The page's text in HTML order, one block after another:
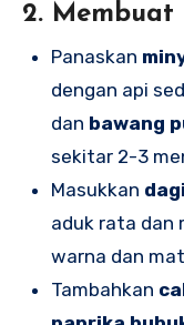
2. Membuat
Panaskan
dengan api
dan bawang
sekitar 2-3
Masukkan
aduk rata dan
warna dan
Tambahkan